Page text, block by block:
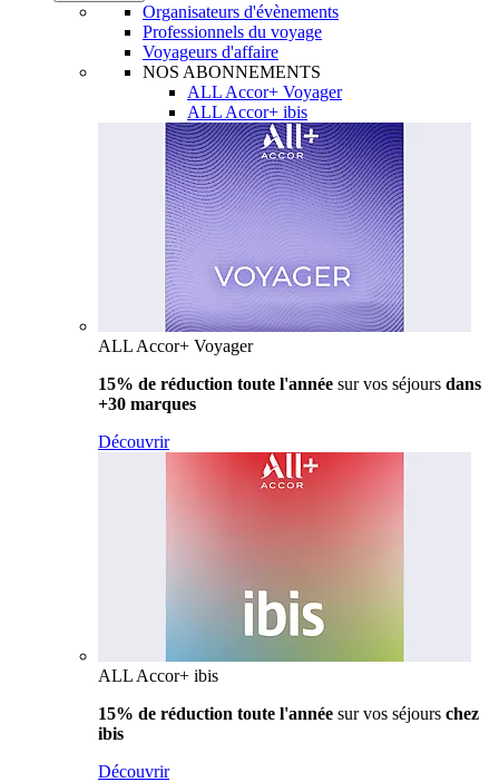
Organisateurs d'évènements
Professionnels du voyage
Voyageurs d'affaire
NOS ABONNEMENTS
ALL Accor+ Voyager
ALL Accor+ ibis
ALL Accor+ Voyager
15% de réduction toute l'année sur vos séjours dans
+30 marques
Découvrir
ALL Accor+ ibis
15% de réduction toute l'année sur vos séjours chez
ibis
Découvrir